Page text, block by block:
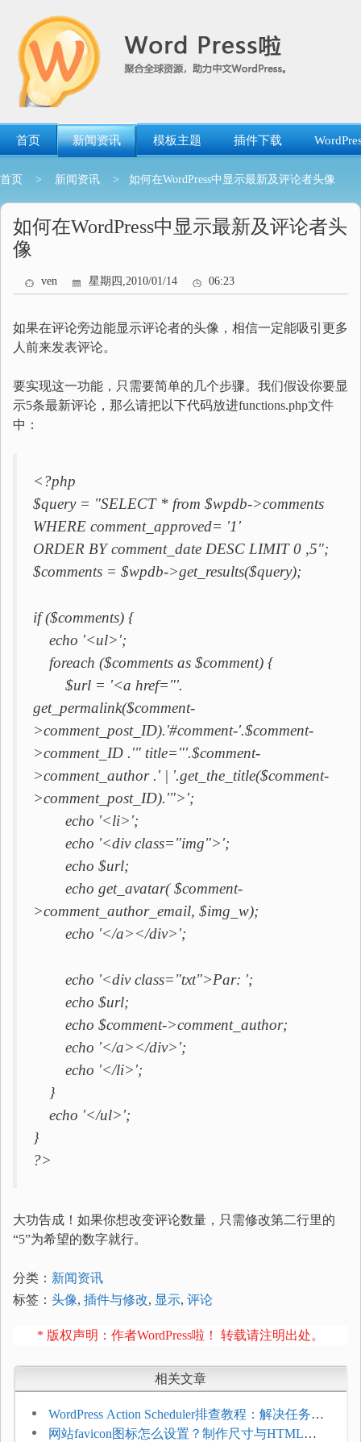
首页 新闻资讯 模板主题 插件下载
首页 > 新闻资讯 > 如何在WordPress中显示最新及评论者头像
如何在WordPress中显示最新及评论者头
像
ven 星期四,2010/01/14 06:23
如果在评论旁边能显示评论者的头像，相信一定能吸引更多
人前来发表评论。
要实现这一功能，只需要简单的几个步骤。我们假设你要显
示5条最新评论，那么请把以下代码放进functions.php文件
中：
<?php
$query = "SELECT * from $wpdb->comments
WHERE comment_approved= '1'
ORDER BY comment_date DESC LIMIT 0 ,5";
$comments = $wpdb->get_results($query);
if ($comments) {
echo '<ul>';
foreach ($comments as $comment) {
$url = '<a href="'.
get_permalink($comment-
>comment_post_ID).'#comment-'.$comment-
>comment_ID .'" title="'.$comment-
>comment_author .' | '.get_the_title($comment-
>comment_post_ID).'">';
echo '<li>';
echo '<div class="img">';
echo $url;
echo get_avatar( $comment-
>comment_author_email, $img_w);
echo '</a></div>';
echo '<div class="txt">Par: ';
echo $url;
echo $comment->comment_author;
echo '</a></div>';
echo '</li>';
}
echo '</ul>';
}
?>
大功告成！如果你想改变评论数量，只需修改第二行里的
“5”为希望的数字就行。
分类： 新闻资讯
标签： 头像, 插件与修改, 显示, 评论
* 版权声明：作者WordPress啦！ 转载请注明出处。
相关文章
WordPress Action Scheduler排查教程：解决任务积
压和订单延迟
网站favicon图标怎么设置？制作尺寸与HTML添